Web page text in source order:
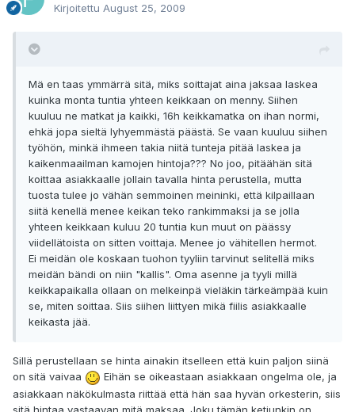
Kirjoitettu August 25, 2009
Mä en taas ymmärrä sitä, miks soittajat aina jaksaa laskea
kuinka monta tuntia yhteen keikkaan on menny. Siihen
kuuluu ne matkat ja kaikki, 16h keikkamatka on ihan normi,
ehkä jopa sieltä lyhyemmästä päästä. Se vaan kuuluu siihen
työhön, minkä ihmeen takia niitä tunteja pitää laskea ja
kaikenmaailman kamojen hintoja??? No joo, pitäähän sitä
koittaa asiakkaalle jollain tavalla hinta perustella, mutta
tuosta tulee jo vähän semmoinen meininki, että kilpaillaan
siitä kenellä menee keikan teko rankimmaksi ja se jolla
yhteen keikkaan kuluu 20 tuntia kun muut on päässy
viidellätoista on sitten voittaja. Menee jo vähitellen hermot.
Ei meidän ole koskaan tuohon tyyliin tarvinut selitellä miks
meidän bändi on niin "kallis". Oma asenne ja tyyli millä
keikkapaikalla ollaan on melkeinpä vieläkin tärkeämpää kuin
se, miten soittaa. Siis siihen liittyen mikä fiilis asiakkaalle
keikasta jää.
Sillä perustellaan se hinta ainakin itselleen että kuin paljon siinä
on sitä vaivaa
Eihän se oikeastaan asiakkaan ongelma ole, ja
asiakkaan näkökulmasta riittää että hän saa hyvän orkesterin, siis
sitä hintaa vastaavan mitä maksaa. Joku tämän ketjunkin on